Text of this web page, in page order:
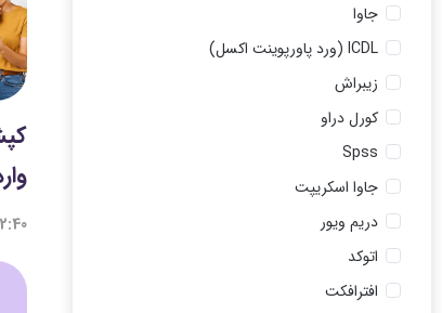
جاوا
ICDL (ورد پاورپوینت اکسل)
زیبراش
کورل دراو
Spss
جاوا اسکریپت
دریم ویور
اتوکد
افترافکت